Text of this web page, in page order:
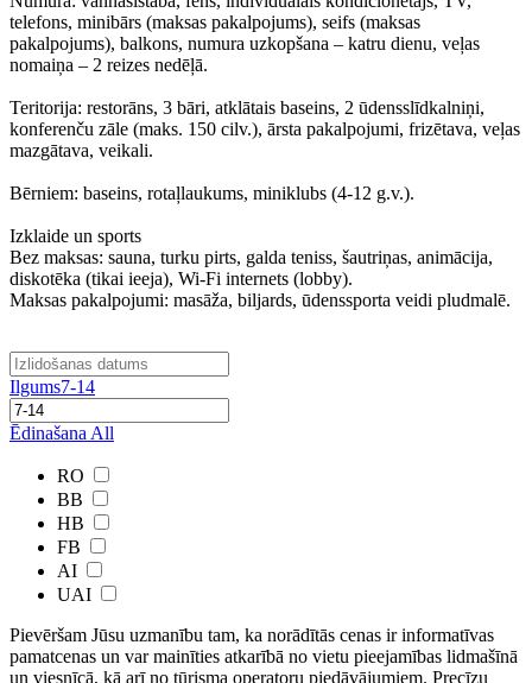
telefons, minibārs (maksas pakalpojums), seifs (maksas
pakalpojums), balkons, numura uzkopšana – katru dienu, veļas
nomaiņa – 2 reizes nedēļā.
Teritorija: restorāns, 3 bāri, atklātais baseins, 2 ūdensslīdkalniņi,
konferenču zāle (maks. 150 cilv.), ārsta pakalpojumi, frizētava, veļas
mazgātava, veikali.
Bērniem: baseins, rotaļlaukums, miniklubs (4-12 g.v.).
Izklaide un sports
Bez maksas: sauna, turku pirts, galda teniss, šautriņas, animācija,
diskotēka (tikai ieeja), Wi-Fi internets (lobby).
Maksas pakalpojumi: masāža, biljards, ūdenssporta veidi pludmalē.
Ilgums7-14
Ēdinašana All
RO
BB
HB
FB
AI
UAI
Pievēršam Jūsu uzmanību tam, ka norādītās cenas ir ​informatīvas ​
pamatcenas un var mainīties atkarībā ​no ​vietu pieejamības lidmašīnā
un viesnīcā, kā arī no tūrisma operatoru piedāvājumiem. Precīzu